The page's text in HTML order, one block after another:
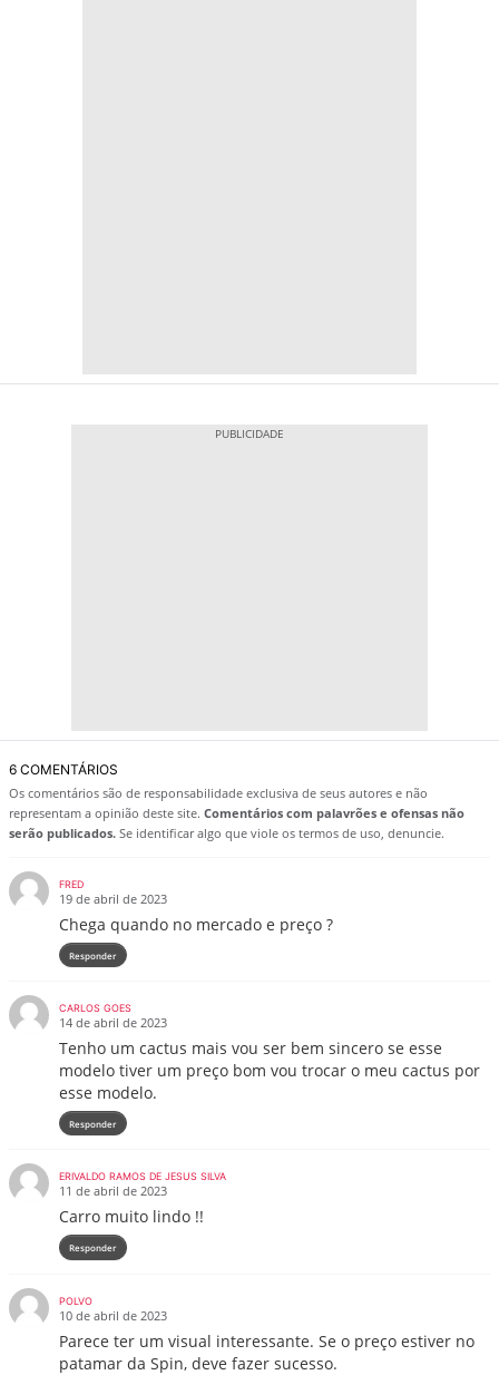
6 COMENTÁRIOS
Os comentários são de responsabilidade exclusiva de seus autores e não
representam a opinião deste site. Comentários com palavrões e ofensas não
serão publicados. Se identificar algo que viole os termos de uso, denuncie.
FRED
19 de abril de 2023
Chega quando no mercado e preço ?
Responder
CARLOS GOES
14 de abril de 2023
Tenho um cactus mais vou ser bem sincero se esse
modelo tiver um preço bom vou trocar o meu cactus por
esse modelo.
Responder
ERIVALDO RAMOS DE JESUS SILVA
11 de abril de 2023
Carro muito lindo !!
Responder
POLVO
10 de abril de 2023
Parece ter um visual interessante. Se o preço estiver no
patamar da Spin, deve fazer sucesso.